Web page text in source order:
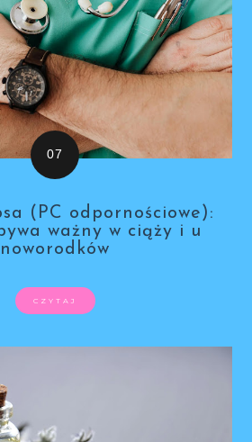
(PC odpornościowe):
ważny w ciąży i u
noworodków
CZYTAJ